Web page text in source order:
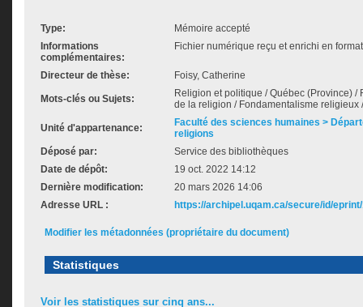
Type:
Mémoire accepté
Informations
complémentaires:
Fichier numérique reçu et enrichi en
Directeur de thèse: Foisy, Catherine
Mots-clés ou Sujets:
Religion et politique / Québec (Province) /
de la religion / Fondamentalisme religieux
Unité d'appartenance:
Faculté des sciences humaines >
religions
Déposé par:
Service des bibliothèques
Date de dépôt:
19 oct. 2022 14:12
Dernière modification:
20 mars 2026 14:06
Adresse URL :
https://archipel.uqam.ca/secure/id/
Modifier les métadonnées (propriétaire du document)
Statistiques
Voir les statistiques sur cinq ans...